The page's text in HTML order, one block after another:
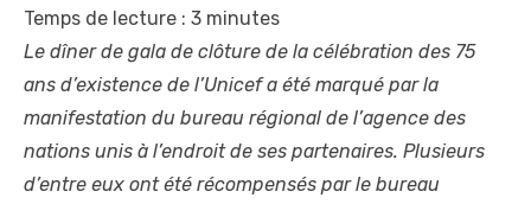
Temps de lecture : 3 minutes
Le dîner de gala de clôture de la célébration des 75
ans d’existence de l’Unicef a été marqué par la
manifestation du bureau régional de l’agence des
nations unis à l’endroit de ses partenaires. Plusieurs
d’entre eux ont été récompensés par le bureau